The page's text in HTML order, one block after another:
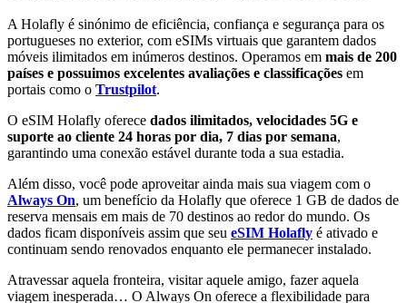
A Holafly é sinónimo de eficiência, confiança e segurança para os
portugueses no exterior, com eSIMs virtuais que garantem dados
móveis ilimitados em inúmeros destinos. Operamos em mais de 200
países e possuimos excelentes avaliações e classificações em
portais como o Trustpilot.
O eSIM Holafly oferece dados ilimitados, velocidades 5G e
suporte ao cliente 24 horas por dia, 7 dias por semana,
garantindo uma conexão estável durante toda a sua estadia.
Além disso, você pode aproveitar ainda mais sua viagem com o
Always On, um benefício da Holafly que oferece 1 GB de dados de
reserva mensais em mais de 70 destinos ao redor do mundo. Os
dados ficam disponíveis assim que seu eSIM Holafly é ativado e
continuam sendo renovados enquanto ele permanecer instalado.
Atravessar aquela fronteira, visitar aquele amigo, fazer aquela
viagem inesperada… O Always On oferece a flexibilidade para